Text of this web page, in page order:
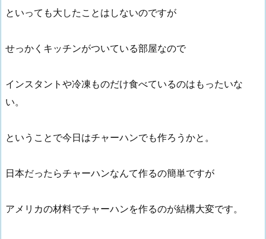
といっても大したことはしないのですが
せっかくキッチンがついている部屋なので
インスタントや冷凍ものだけ食べているのはもったいな
い。
ということで今日はチャーハンでも作ろうかと。
日本だったらチャーハンなんて作るの簡単ですが
アメリカの材料でチャーハンを作るのが結構大変です。